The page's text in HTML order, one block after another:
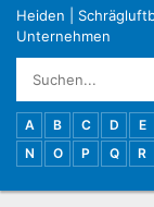
Heiden
Unternehmen
A B C D E
N
O P Q R